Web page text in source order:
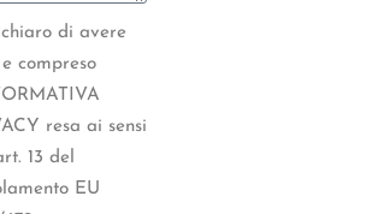
di avere
compreso
resa ai sensi
13 del
EU